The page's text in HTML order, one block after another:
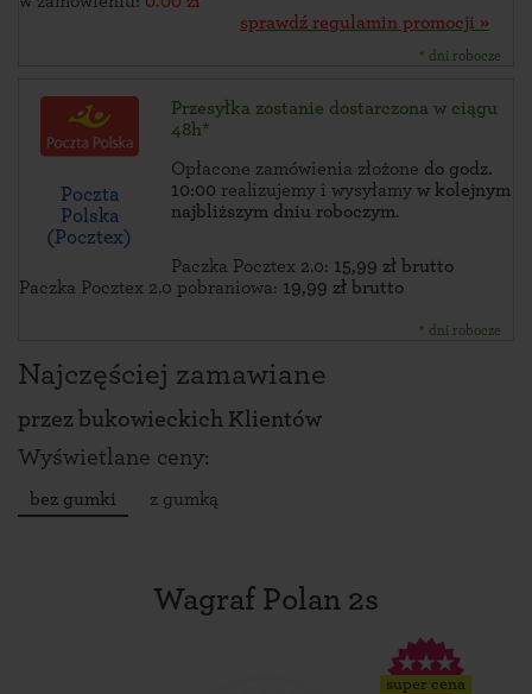
sprawdź regulamin promocji »
* dni robocze
Poczta
Polska
(Pocztex)
Przesyłka zostanie dostarczona w ciągu
48h*
Opłacone zamówienia złożone do godz.
10:00 realizujemy i wysyłamy w kolejnym
najbliższym dniu roboczym.
Paczka Pocztex 2.0: 15,99 zł brutto
Paczka Pocztex 2.0 pobraniowa: 19,99 zł brutto
* dni robocze
Najczęściej zamawiane
przez bukowieckich Klientów
Wyświetlane ceny:
bez gumki z gumką
Wagraf Polan 2s
super cena